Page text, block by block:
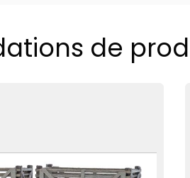
de